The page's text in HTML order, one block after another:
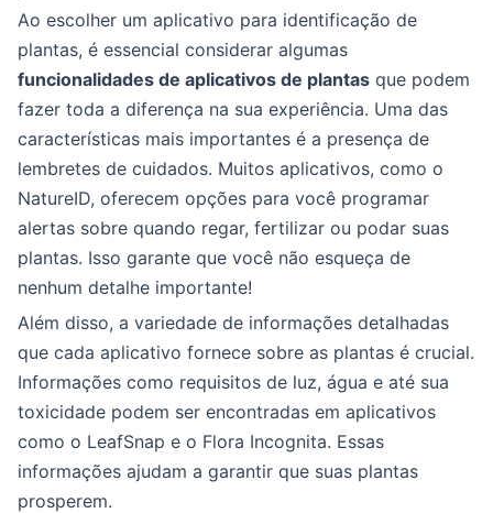
Ao escolher um aplicativo para identificação de
plantas, é essencial considerar algumas
funcionalidades de aplicativos de plantas que podem
fazer toda a diferença na sua experiência. Uma das
características mais importantes é a presença de
lembretes de cuidados. Muitos aplicativos, como o
NatureID, oferecem opções para você programar
alertas sobre quando regar, fertilizar ou podar suas
plantas. Isso garante que você não esqueça de
nenhum detalhe importante!
Além disso, a variedade de informações detalhadas
que cada aplicativo fornece sobre as plantas é crucial.
Informações como requisitos de luz, água e até sua
toxicidade podem ser encontradas em aplicativos
como o LeafSnap e o Flora Incognita. Essas
informações ajudam a garantir que suas plantas
prosperem.